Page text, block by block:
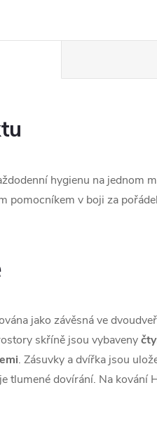
hygienu na jednom
pomocníkem v boji za
jako závěsná ve
skříně jsou vybaveny
. Zásuvky a dvířka jsou
tlumené dovírání. Na kování